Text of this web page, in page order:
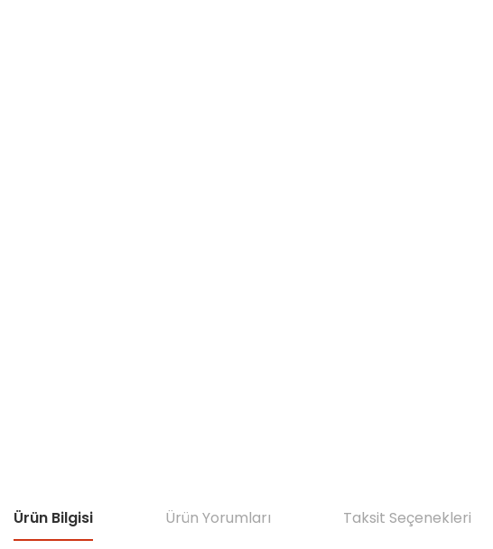
Ürün Bilgisi Ürün Yorumları Taksit Seçenekleri